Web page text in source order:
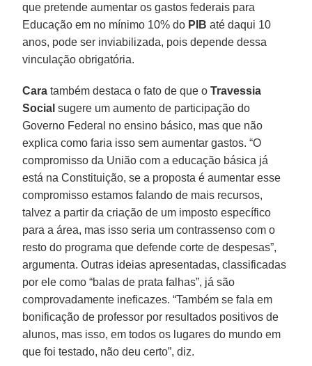
que pretende aumentar os gastos federais para
Educação em no mínimo 10% do PIB até daqui 10
anos, pode ser inviabilizada, pois depende dessa
vinculação obrigatória.
Cara também destaca o fato de que oTravessia
Social sugere um aumento de participação do
Governo Federal no ensino básico, mas que não
explica como faria isso sem aumentar gastos. “O
compromisso da União com a educação básica já
está na Constituição, se a proposta é aumentar esse
compromisso estamos falando de mais recursos,
talvez a partir da criação de um imposto específico
para a área, mas isso seria um contrassenso com o
resto do programa que defende corte de despesas”,
argumenta. Outras ideias apresentadas, classificadas
por ele como “balas de prata falhas”, já são
comprovadamente ineficazes. “Também se fala em
bonificação de professor por resultados positivos de
alunos, mas isso, em todos os lugares do mundo em
que foi testado, não deu certo”, diz.